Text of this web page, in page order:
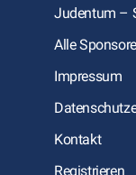
Judentum –
Alle
Impressum
Kontakt
Registrieren